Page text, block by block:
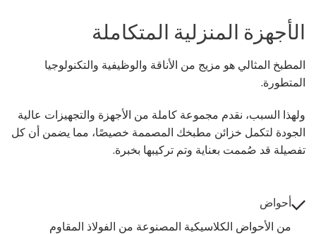
الأجهزة المنزلية المتكاملة
المطبخ المثالي هو مزيج من الأناقة والوظيفية والتكنولوجيا
المتطورة.
ولهذا السبب، نقدم مجموعة كاملة من الأجهزة والتجهيزات عالية
الجودة لتكمل خزائن مطبخك المصممة خصيصًا، مما يضمن أن كل
تفصيلة قد صُممت بعناية وتم تركيبها بخبرة.
أحواض
من الأحواض الكلاسيكية المصنوعة من الفولاذ المقاوم